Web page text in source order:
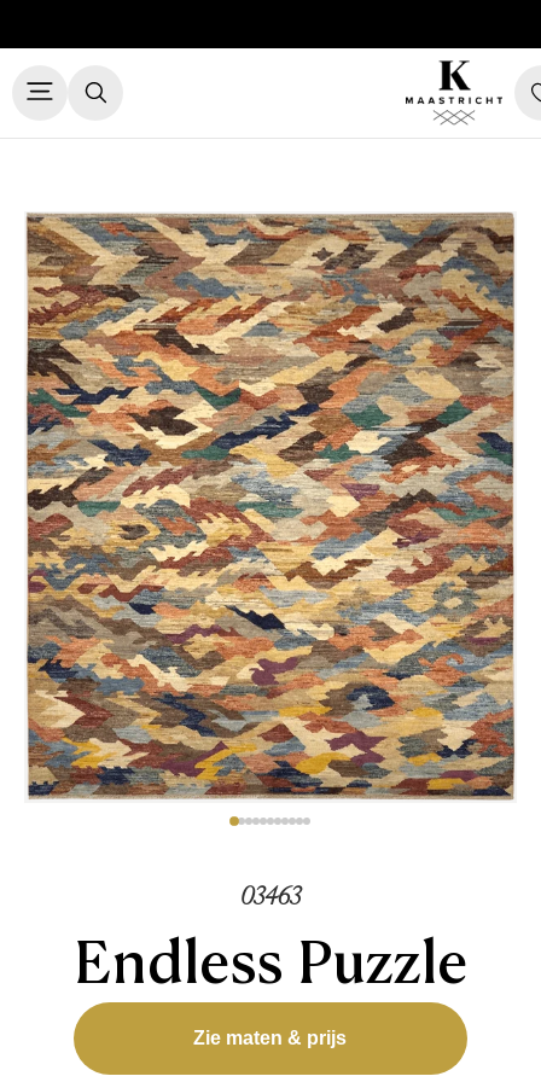
03463
Endless Puzzle
Zie maten & prijs